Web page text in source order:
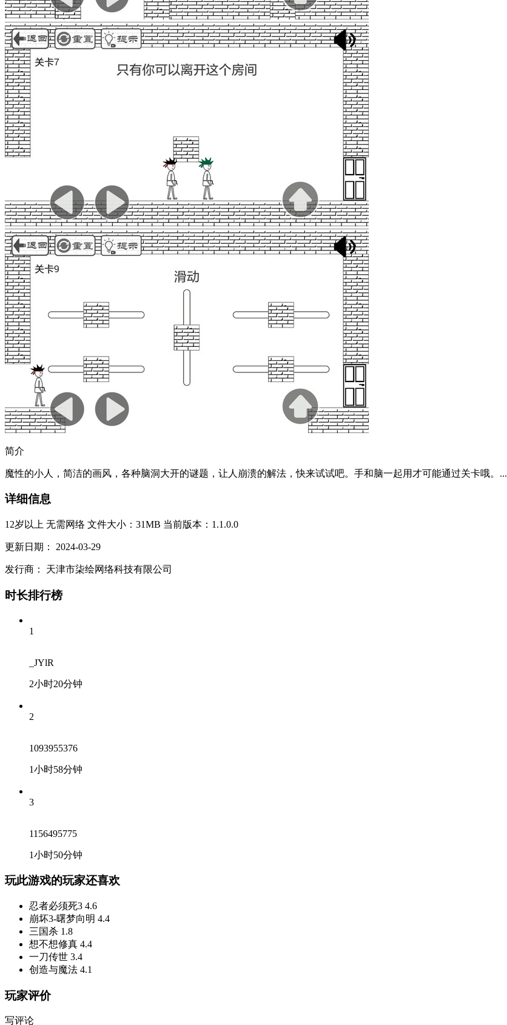
简介
魔性的小人，简洁的画风，各种脑洞大开的谜题，让人崩溃的解法，快来试试吧。手和脑一起用才可能通过关卡哦。...
详细信息
12岁以上 无需网络 文件大小：31MB 当前版本：1.1.0.0
更新日期： 2024-03-29
发行商： 天津市柒绘网络科技有限公司
时长排行榜
1
_JYlR
2小时20分钟
2
1093955376
1小时58分钟
3
1156495775
1小时50分钟
玩此游戏的玩家还喜欢
忍者必须死3 4.6
崩坏3-曙梦向明 4.4
三国杀 1.8
想不想修真 4.4
一刀传世 3.4
创造与魔法 4.1
玩家评价
写评论